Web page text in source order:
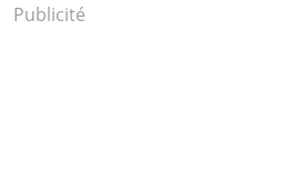
Publicité